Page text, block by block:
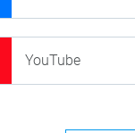
YouTube